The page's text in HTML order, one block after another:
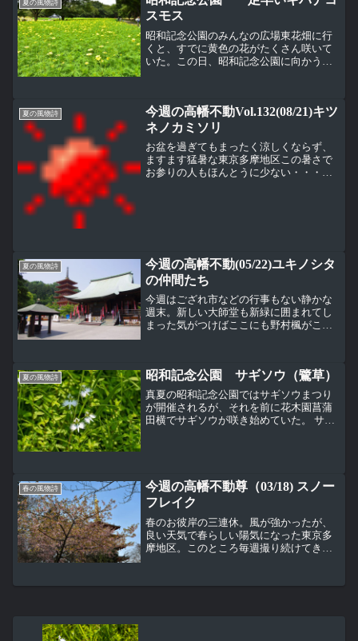
夏の風物詩
スモス
昭和記念公園のみんなの広場東花畑に行
くと、すでに黄色の花がたくさん咲いて
いた。この日、昭和記念公園に向かう前
スモス（黄花コスモス）、...
夏の風物詩
今週の高幡不動Vol.132(08/21)キツ
ネノカミソリ
お盆を過ぎてもまったく涼しくならず、
ますます猛暑な東京多摩地区この暑さで
お参りの人もほんとうに少ない・・・そ
夏の風物詩
今週の高幡不動(05/22)ユキノシタ
の仲間たち
今週はござれ市などの行事もない静かな
週末。新しい大師堂も新緑に囲まれてし
まった気がつけばここにも野村楓がこの
これはハコネウツギ（箱根...
夏の風物詩 昭和記念公園 サギソウ（鷺草）
真夏の昭和記念公園ではサギソウまつり
が開催されるが、それを前に花木園菖蒲
田横でサギソウが咲き始めていた。 サギ
春の風物詩
今週の高幡不動尊（03/18) スノー
フレイク
春のお彼岸の三連休。風が強かったが、
良い天気で春らしい陽気になった東京多
摩地区。このところ毎週撮り続けてきた
が混じった色。まさに桜餅色（笑）。大